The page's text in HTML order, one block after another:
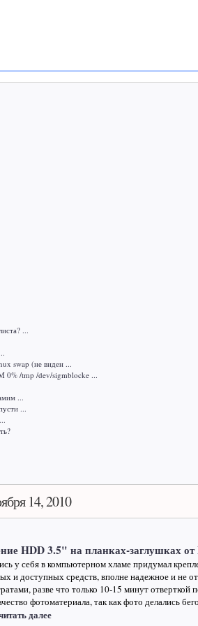
...
swap (не виден ...
0% /tmp /dev/sigmblocke ...
...
...
14, 2010
HDD 3.5" на планках-заглушках от
у себя в компьютерном хламе придумал
и доступных средств, вполне надежное и не
разве что только 10-15 минут
фотоматериала, так как фото делались
далее